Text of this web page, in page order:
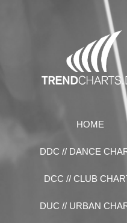
HOME
DDC // DANCE
DCC // CLUB
DUC // URBAN